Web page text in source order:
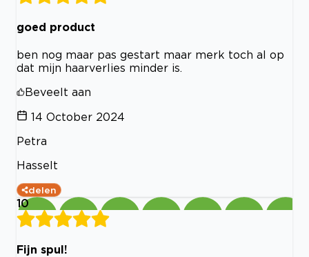
goed product
ben nog maar pas gestart maar merk toch al op
dat mijn haarverlies minder is.
Beveelt aan
14 October 2024
Petra
Hasselt
delen
10
Fijn spul!